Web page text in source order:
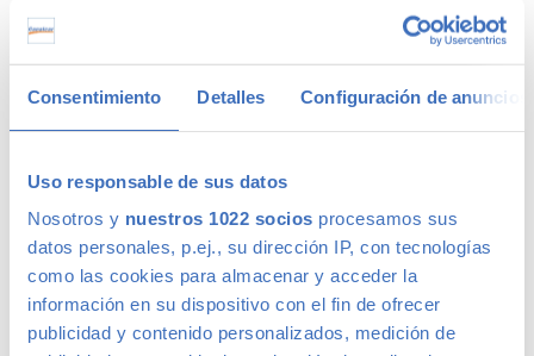
Consentimiento Detalles Configuración de anuncios
Uso responsable de sus datos
Nosotros y nuestros 1022 socios procesamos sus
datos personales, p.ej., su dirección IP, con tecnologías
como las cookies para almacenar y acceder la
información en su dispositivo con el fin de ofrecer
publicidad y contenido personalizados, medición de
AUDI A3
Cabrio 1.8 T Ambition S-Tronic
2010 217.047kms Gasolina
Automático
191 €/mes
11.990
+2
AUDI A3
205 €